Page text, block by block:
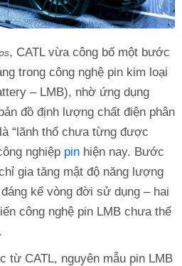
, CATL vừa công bố một bước
trong công nghệ pin kim loại
– LMB), nhờ ứng dụng
đồ định lượng chất điện phân
“lãnh thổ chưa từng được
nghiệp pin hiện nay. Bước
gia tăng mật độ năng lượng
kể vòng đời sử dụng – hai
công nghệ pin LMB chưa thể
từ CATL, nguyên mẫu pin LMB